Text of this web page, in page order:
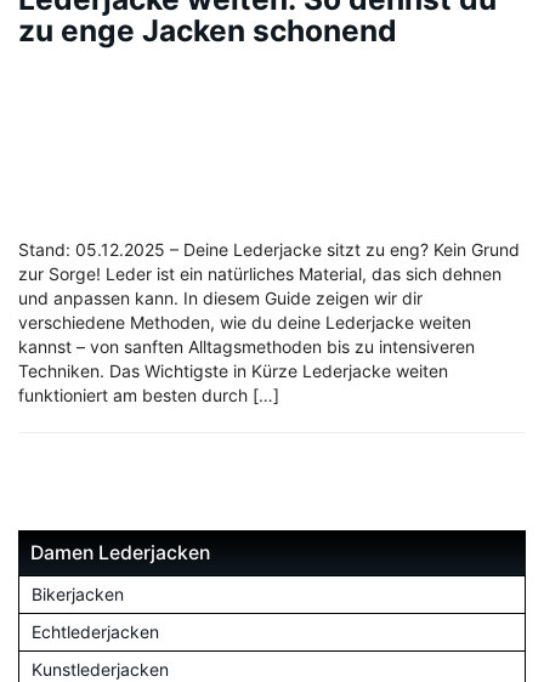
zu enge Jacken schonend
Stand: 05.12.2025 – Deine Lederjacke sitzt zu eng? Kein Grund
zur Sorge! Leder ist ein natürliches Material, das sich dehnen
und anpassen kann. In diesem Guide zeigen wir dir
verschiedene Methoden, wie du deine Lederjacke weiten
kannst – von sanften Alltagsmethoden bis zu intensiveren
Techniken. Das Wichtigste in Kürze Lederjacke weiten
funktioniert am besten durch […]
Damen Lederjacken
Bikerjacken
Echtlederjacken
Kunstlederjacken